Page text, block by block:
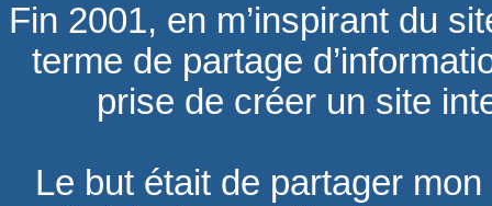
Fin 2001, en m’inspirant du
terme de partage
prise de créer un site
Le but était de partager